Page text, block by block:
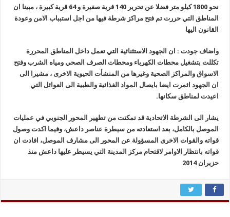
نحو 1800 كيلو متر فضلا عن تحرير 140 قرية صغيرة و 64 قرية كبيرة ، مبينا ان
المناطق التي حررت تم فتح مراكز شرطة فيها من اجل استبباب الامن وعودة
القانون اليها
واضاف جودت : ان الجهود الاستثنائية التي تعمل داخل المناطق المحررة
تكللت بتشغيل محطات الكهرباء ومحطات الصرف الصحي ومياه الشرب وفتح
الاسواق والمراكز الصحية وغيرها من المنشأت الحيوية الاخرى ، مشيرا الى
ان الجهود اثمرت ايضا بايصال المواد الغذائية والطبية الى العوائل التي
اعيدت لمناطق سكانها.
يشار الى الشرطة الاتحادية قد تمكنت من تطهير المحور الجنوبي في عمليات
الموصل بالكامل، بعد استعادته من سيطرة عناصر داعش، وفيما اكدت وصول
قواته والقوات الاخرى المسؤولة عن المحور الى مشارف الموصل، افادت ان
قواته بانتظار الاوامر لاقتحام مركز المدينة التي يسيطر عليها داعش منذ
حزيران 2014